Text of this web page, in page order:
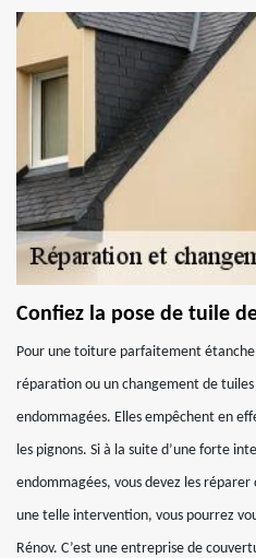
Confiez la pose de tuile
Pour une toiture parfaitement
réparation ou un changement de tuiles
endommagées. Elles empêchent en
les pignons. Si à la suite d’une forte
endommagées, vous devez les
une telle intervention, vous pourrez
Rénov. C’est une entreprise de